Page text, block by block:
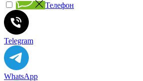
Телефон
Telegram
WhatsApp